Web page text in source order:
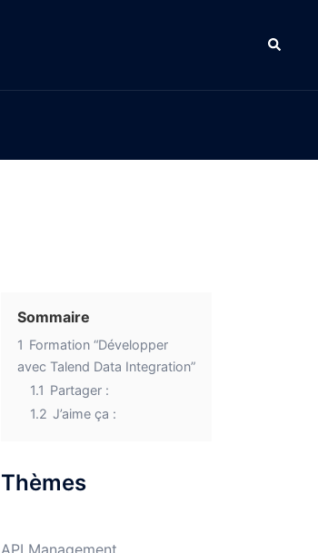
Sommaire
1 Formation “Développer
avec Talend Data Integration”
1.1 Partager :
1.2 J’aime ça :
Thèmes
API Management